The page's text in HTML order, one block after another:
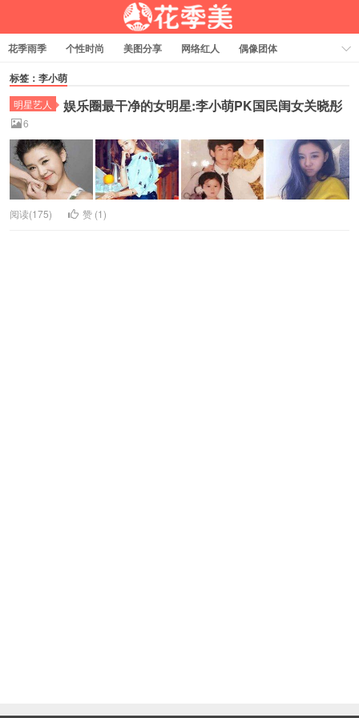
花季雨季 个性时尚 美图分享 网络红人
偶像团体
福利资源
热门排行
标签：李小萌
明星艺人 娱乐圈最干净的女明星:李小萌PK国民闺女关晓彤
6
阅读(175) 赞 (1)